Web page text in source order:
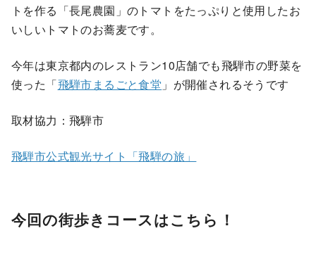
トを作る「長尾農園」のトマトをたっぷりと使用したお
いしいトマトのお蕎麦です。
今年は東京都内のレストラン10店舗でも飛騨市の野菜を
使った「飛騨市まるごと食堂 」が開催されるそうです
取材協力：飛騨市
飛騨市公式観光サイト「飛騨の旅」
今回の街歩きコースはこちら！